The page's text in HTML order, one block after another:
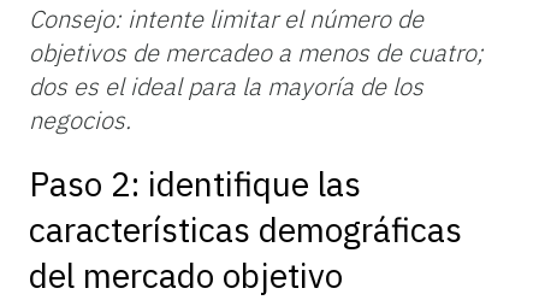
Consejo: intente limitar el número de
objetivos de mercadeo a menos de cuatro;
dos es el ideal para la mayoría de los
negocios.
Paso 2: identifique las
características demográficas
del mercado objetivo